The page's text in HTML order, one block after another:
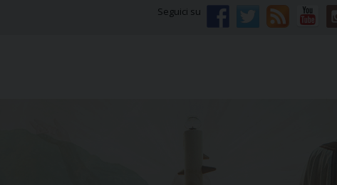
Seguici su